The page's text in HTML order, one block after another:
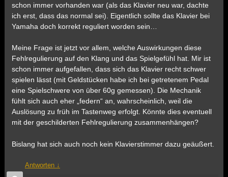
schon immer vorhanden war (als das Klavier neu war, dachte
ich erst, dass das normal sei). Eigentlich sollte das Klavier bei
Yamaha doch korrekt reguliert worden sein…
Meine Frage ist jetzt vor allem, welche Auswirkungen diese
Fehlregulierung auf den Klang und das Spielgefühl hat. Mir ist
schon immer aufgefallen, dass sich das Klavier recht schwer
spielen lässt (mit Geldstücken habe ich bei getretenem Pedal
eine Spielschwere von über 60g gemessen). Die Mechanik
fühlt sich auch eher „federn“ an, wahrscheinlich, weil die
Auslösung zu früh im Tastenweg erfolgt. Könnte dies eventuell
mit der geschilderten Fehlregulierung zusammenhängen?
Bislang hat sich auch noch kein Klavierstimmer dazu geäußert.
Antworten ↓